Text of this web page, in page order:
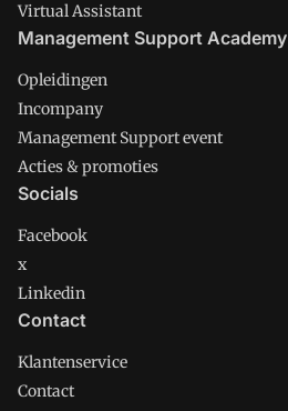
Virtual Assistant
Management Support Academy
Opleidingen
Incompany
Management Support event
Acties & promoties
Socials
Facebook
x
Linkedin
Contact
Klantenservice
Contact